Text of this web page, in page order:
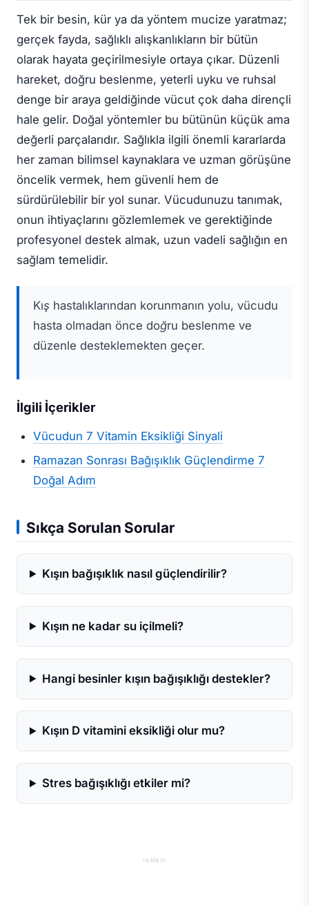
Tek bir besin, kür ya da yöntem mucize yaratmaz;
gerçek fayda, sağlıklı alışkanlıkların bir bütün
olarak hayata geçirilmesiyle ortaya çıkar. Düzenli
hareket, doğru beslenme, yeterli uyku ve ruhsal
denge bir araya geldiğinde vücut çok daha dirençli
hale gelir. Doğal yöntemler bu bütünün küçük ama
değerli parçalarıdır. Sağlıkla ilgili önemli kararlarda
her zaman bilimsel kaynaklara ve uzman görüşüne
öncelik vermek, hem güvenli hem de
sürdürülebilir bir yol sunar. Vücudunuzu tanımak,
onun ihtiyaçlarını gözlemlemek ve gerektiğinde
profesyonel destek almak, uzun vadeli sağlığın en
sağlam temelidir.
Kış hastalıklarından korunmanın yolu, vücudu
hasta olmadan önce doğru beslenme ve
düzenle desteklemekten geçer.
İlgili İçerikler
Vücudun 7 Vitamin Eksikliği Sinyali
Ramazan Sonrası Bağışıklık Güçlendirme 7
Doğal Adım
Sıkça Sorulan Sorular
Kışın bağışıklık nasıl güçlendirilir?
Kışın ne kadar su içilmeli?
Hangi besinler kışın bağışıklığı destekler?
Kışın D vitamini eksikliği olur mu?
Stres bağışıklığı etkiler mi?
reklam